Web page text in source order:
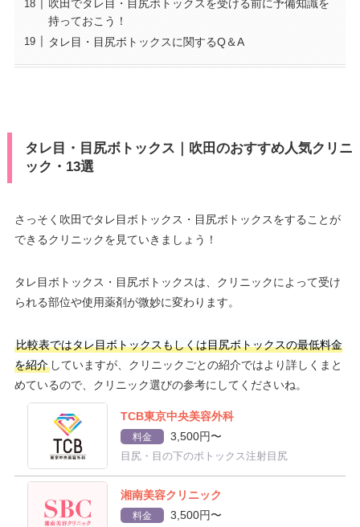
吹田でタレ目・目尻ボトックスを受ける前に予備知識を
持っておこう！
タレ目・目尻ボトックスに関するQ＆A
タレ目・目尻ボトックス｜吹田のおすすめ人気クリニ
ック・13選
さっそく吹田でタレ目ボトックス・目尻ボトックスをすることが
できるクリニックを見ていきましょう！
タレ目ボトックス・目尻ボトックスは、クリニックによって受け
られる部位や使用薬剤が微妙に変わります。
比較表ではタレ目ボトックスもしくは目尻ボトックスの最低料金
を紹介していますが、クリニックごとの紹介ではより詳しくまと
めているので、クリニック選びの参考にしてくださいね。
TCB東京中央美容外科
料金 3,500円〜
目尻・目の下のボトックス注射目尻
湘南美容クリニック
料金 3,500円〜